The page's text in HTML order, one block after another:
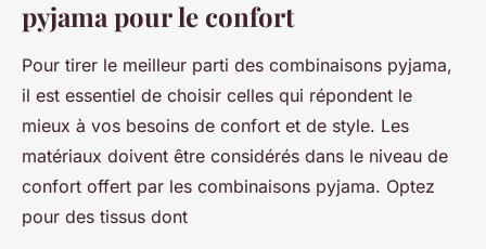
pyjama pour le confort
Pour tirer le meilleur parti des combinaisons pyjama,
il est essentiel de choisir celles qui répondent le
mieux à vos besoins de confort et de style. Les
matériaux doivent être considérés dans le niveau de
confort offert par les combinaisons pyjama. Optez
pour des tissus dont